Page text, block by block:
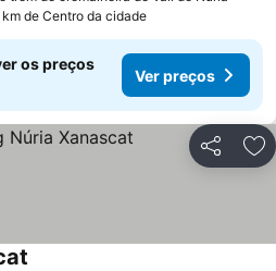
de Centro da cidade
os preços
Ver preços
Partilhar